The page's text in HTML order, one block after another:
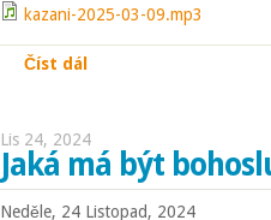
kazani-2025-03-09.mp3
Číst dál
Lis 24, 2024
Jaká má být
Neděle, 24 Listopad, 2024